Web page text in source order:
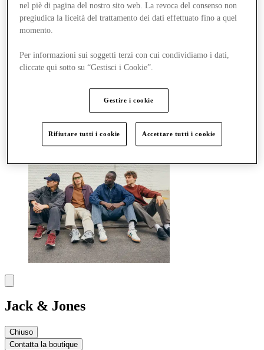
Negozi
Offerte
Pianifica la tua visita
Mangia e Bevi
Gift Card
Jack & Jones
Chiuso
Contatta la boutique
nel piè di pagina del nostro sito web. La revoca del consenso non
pregiudica la liceità del trattamento dei dati effettuato fino a quel
momento.
Per informazioni sui soggetti terzi con cui condividiamo i dati,
cliccate qui sotto su “Gestisci i Cookie”.
Gestire i cookie
Rifiutare tutti i cookie Accettare tutti i cookie